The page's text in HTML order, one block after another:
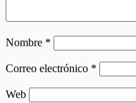
Nombre *
Correo electrónico *
Web